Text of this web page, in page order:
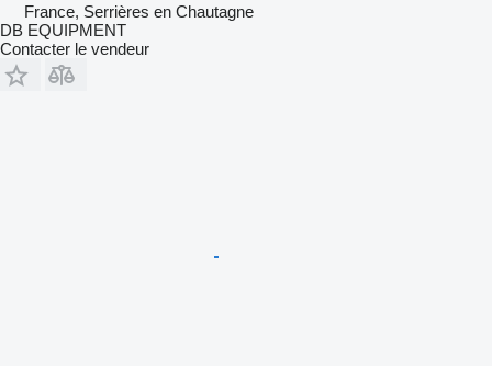
France, Serrières en Chautagne
DB EQUIPMENT
Contacter le vendeur